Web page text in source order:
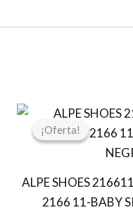
¡Oferta!
¡Oferta!
ALPE SHOES
2166 11-BABY